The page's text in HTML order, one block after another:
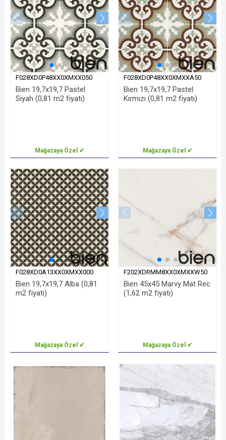
F028XD0P48XX0XMXX050
Bien 19,7x19,7 Pastel
Siyah (0,81 m2 fiyatı)
Mağazaya Özel ✔
F028XD0P48XX0XMXXA50
Bien 19,7x19,7 Pastel
Kırmızı (0,81 m2 fiyatı)
Mağazaya Özel ✔
F028XD0A13XX0XMXX000
Bien 19,7x19,7 Alba (0,81
m2 fiyatı)
Mağazaya Özel ✔
F202XDRMM8XX0XMXXW50
Bien 45x45 Marvy Mat Rec
(1,62 m2 fiyatı)
Mağazaya Özel ✔